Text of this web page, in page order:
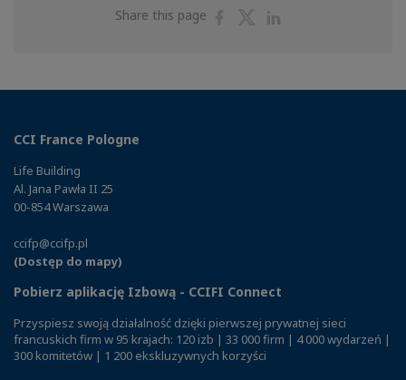
Share this page
ShareShare
CCI France Pologne
Life Building
Al. Jana Pawła II 25
00-854 Warszawa
ccifp@ccifp.pl
(Dostęp do mapy)
Pobierz aplikację Izbową - CCIFI Connect
Przyspiesz swoją działalność dzięki pierwszej prywatnej sieci
francuskich firm w 95 krajach: 120 izb | 33 000 firm | 4 000 wydarzeń |
300 komitetów | 1 200 ekskluzywnych korzyści